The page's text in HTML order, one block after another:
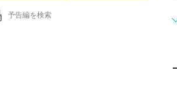
予告編を検索